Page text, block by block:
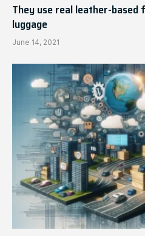
They use real leather-
luggage
June 14, 2021